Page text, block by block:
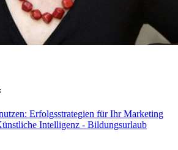
Erfolgsstrategien für Ihr Marketing
Intelligenz - Bildungsurlaub